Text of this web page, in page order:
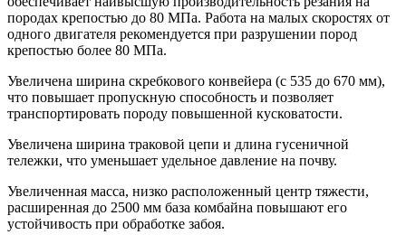
породах крепостью до 80 МПа. Работа на малых скоростях от
одного двигателя рекомендуется при разрушении пород
крепостью более 80 МПа.
Увеличена ширина скребкового конвейера (с 535 до 670 мм),
что повышает пропускную способность и позволяет
транспортировать породу повышенной кусковатости.
Увеличена ширина траковой цепи и длина гусеничной
тележки, что уменьшает удельное давление на почву.
Увеличенная масса, низко расположенный центр тяжести,
расширенная до 2500 мм база комбайна повышают его
устойчивость при обработке забоя.